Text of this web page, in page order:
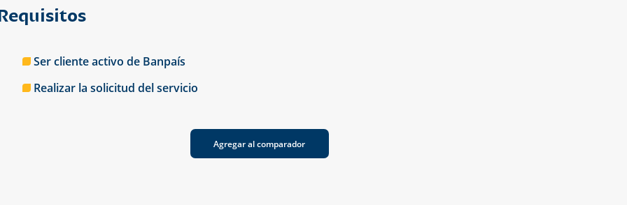
Ser cliente activo de Banpaís
Realizar la solicitud del servicio
Agregar al comparador